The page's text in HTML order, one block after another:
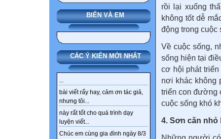
BIỂN VÀ EM
CÁC Ý KIẾN MỚI NHẤT
...
bài viết rấy hay, cảm ơn tác giả,
nhưng tôi...
này rất tốt cho quá trình dạy
luyện viết...
Chúc em cùng gia đình ngày 8/3
rồi lại xuống
không tốt dễ
động trong
Về cuộc sống,
sống hiện tại
cơ hội phát
nơi khác không
triển con đường
cuộc sống khó
4. Sơn căn nhỏ